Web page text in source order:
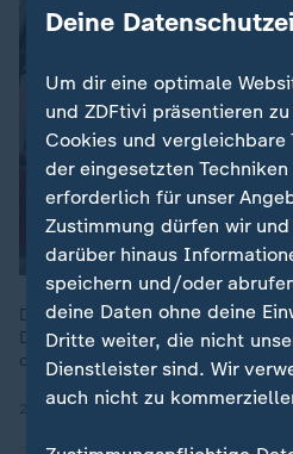
Die Zahl der gestellten
Deutschland im Vergleich zum
dafür sind aber nicht nur
22.12.2025 | 1:58 min
Deine
Um dir eine optimale
und ZDFtivi präsentieren
Cookies und vergleichbare
der eingesetzten
erforderlich für unser
Zustimmung dürfen wir
darüber hinaus
speichern und/oder
deine Daten ohne deine
Dritte weiter, die nicht
Dienstleister sind. Wir
auch nicht zu